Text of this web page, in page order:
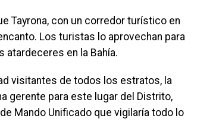
Tayrona, con un corredor turístico en
Los turistas lo aprovechan para
atardeceres en la Bahía.
visitantes de todos los estratos, la
gerente para este lugar del Distrito,
Mando Unificado que vigilaría todo lo